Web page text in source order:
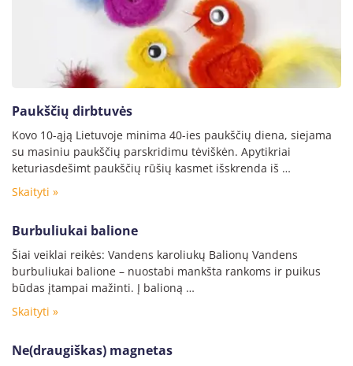
Paukščių dirbtuvės
Kovo 10-ąją Lietuvoje minima 40-ies paukščių diena, siejama
su masiniu paukščių parskridimu tėviškėn. Apytikriai
keturiasdešimt paukščių rūšių kasmet išskrenda iš …
Skaityti »
Burbuliukai balione
Šiai veiklai reikės: Vandens karoliukų Balionų Vandens
burbuliukai balione – nuostabi mankšta rankoms ir puikus
būdas įtampai mažinti. Į balioną …
Skaityti »
Ne(draugiškas) magnetas